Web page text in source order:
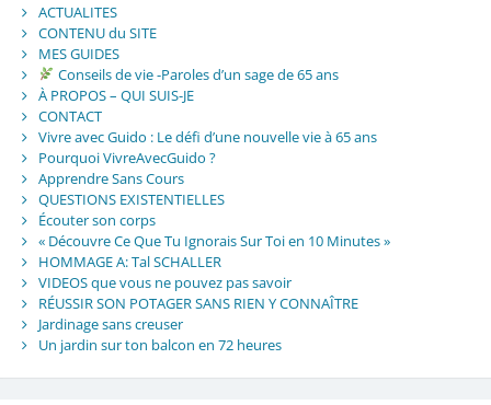
ACTUALITES
CONTENU du SITE
MES GUIDES
Conseils de vie -Paroles d’un sage de 65 ans
À PROPOS – QUI SUIS-JE
CONTACT
Vivre avec Guido : Le défi d’une nouvelle vie à 65 ans
Pourquoi VivreAvecGuido ?
Apprendre Sans Cours
QUESTIONS EXISTENTIELLES
Écouter son corps
« Découvre Ce Que Tu Ignorais Sur Toi en 10 Minutes »
HOMMAGE A: Tal SCHALLER
VIDEOS que vous ne pouvez pas savoir
RÉUSSIR SON POTAGER SANS RIEN Y CONNAÎTRE
Jardinage sans creuser
Un jardin sur ton balcon en 72 heures